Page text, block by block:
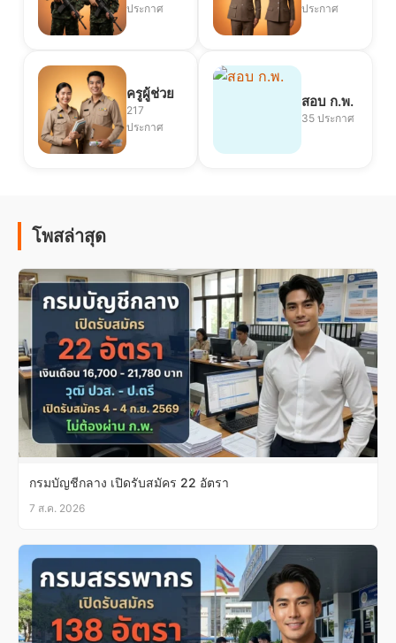
ประกาศ
ประกาศ
ครูผู้ช่วย
217
ประกาศ
สอบ ก.พ.
35 ประกาศ
โพสล่าสุด
กรมบัญชีกลาง เปิดรับสมัคร 22 อัตรา
7 ส.ค. 2026